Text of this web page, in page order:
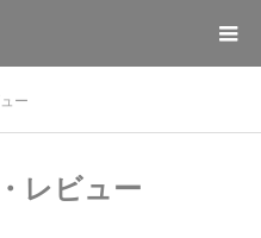
ー
レビュー